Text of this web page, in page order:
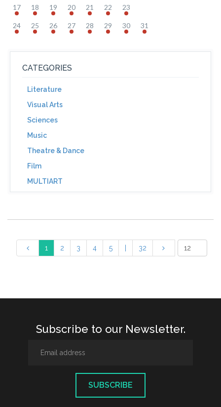
17 18 19 20 21 22 23
24 25 26 27 28 29 30 31
CATEGORIES
Literature
Visual Arts
Sciences
Music
Theatre & Dance
Film
MULTIART
1 2 3 4 5 32
Subscribe to our Newsletter.
SUBSCRIBE